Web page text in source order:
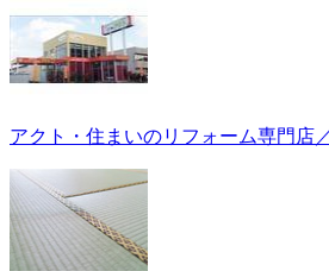
アクト・住まいのリフォーム専門店